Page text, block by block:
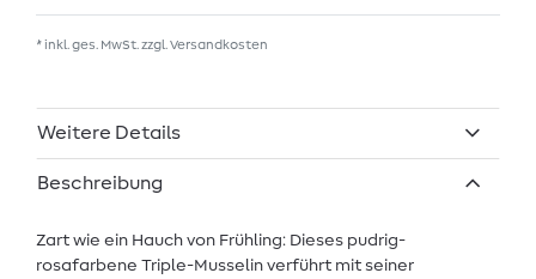
* inkl. ges. MwSt. zzgl. Versandkosten
Weitere Details
Beschreibung
Zart wie ein Hauch von Frühling: Dieses pudrig-
rosafarbene Triple-Musselin verführt mit seiner